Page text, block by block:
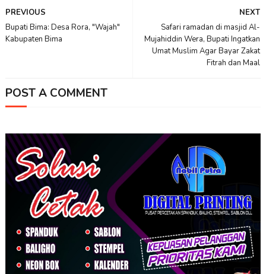
NEXT
Safari ramadan di masjid Al-
Mujahiddin Wera, Bupati Ingatkan
Umat Muslim Agar Bayar Zakat
Fitrah dan Maal
PREVIOUS
Bupati Bima: Desa Rora, "Wajah"
Kabupaten Bima
POST A COMMENT